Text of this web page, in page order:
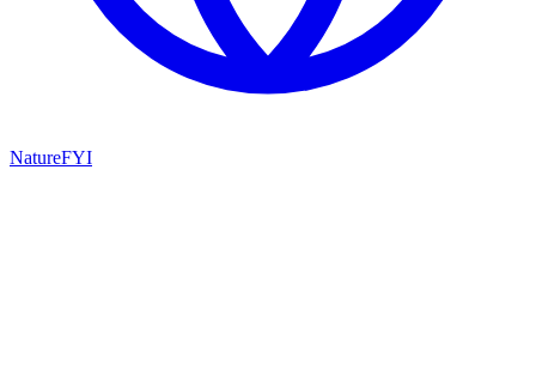
NatureFYI